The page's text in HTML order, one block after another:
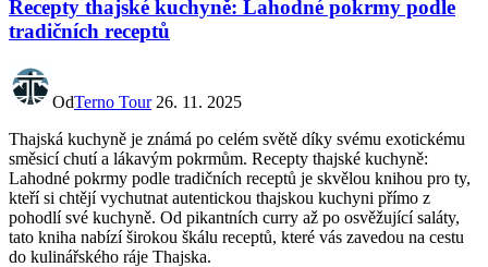
Recepty thajské kuchyně: Lahodné pokrmy podle
tradičních receptů
OdTerno Tour 26. 11. 2025
Thajská kuchyně je známá po celém světě díky svému exotickému
směsicí chutí a lákavým pokrmům. Recepty thajské kuchyně:
Lahodné pokrmy podle tradičních receptů je skvělou knihou pro ty,
kteří si chtějí vychutnat autentickou thajskou kuchyni přímo z
pohodlí své kuchyně. Od pikantních curry až po osvěžující saláty,
tato kniha nabízí širokou škálu receptů, které vás zavedou na cestu
do kulinářského ráje Thajska.